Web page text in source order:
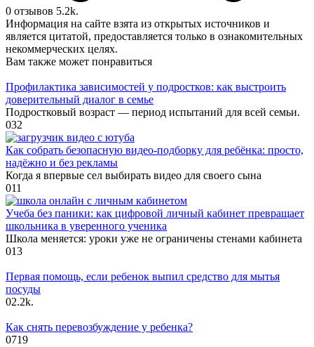
0 отзывов 5.2k.
Информация на сайте взята из открытых источников и
является цитатой, предоставляется только в ознакомительных
некоммерческих целях.
Вам также может понравиться
Профилактика зависимостей у подростков: как выстроить
доверительный диалог в семье
Подростковый возраст — период испытаний для всей семьи.
032
Как собрать безопасную видео‑подборку для ребёнка: просто,
надёжно и без рекламы
Когда я впервые сел выбирать видео для своего сына
011
Учеба без паники: как цифровой личный кабинет превращает
школьника в уверенного ученика
Школа меняется: уроки уже не ограничены стенами кабинета
013
Первая помощь, если ребенок выпил средство для мытья
посуды
02.2k.
Как снять перевозбуждение у ребенка?
0719